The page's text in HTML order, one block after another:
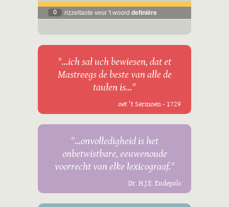
0 rizzeltaote veur 't woord definiëre
"...ich sal uch bewiesen, dat et
Mastreegs de beste van alle de
taulen is..."
oet 't Sermoen - 1729
"...onvolledigheid is het
onbetwistbare, eeuwenoude
voorrecht van elke lexicograaf."
Dr. H.J.E. Endepols